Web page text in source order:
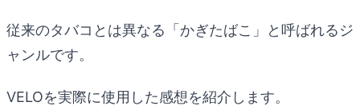
従来のタバコとは異なる「かぎたばこ」と呼ばれるジ
ャンルです。
VELOを実際に使用した感想を紹介します。